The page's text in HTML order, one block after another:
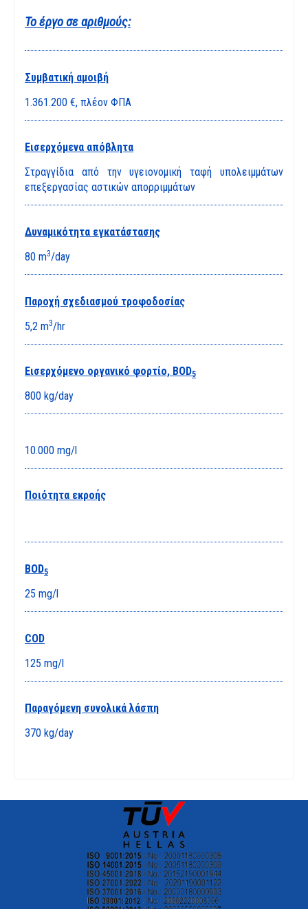
Το έργο σε αριθμούς:
Συμβατική αμοιβή
1.361.200 €, πλέον ΦΠΑ
Εισερχόμενα απόβλητα
Στραγγίδια από την υγειονομική ταφή υπολειμμάτων
επεξεργασίας αστικών απορριμμάτων
Δυναμικότητα εγκατάστασης
80 m3/day
Παροχή σχεδιασμού τροφοδοσίας
5,2 m3/hr
Εισερχόμενο οργανικό φορτίο, ΒΟD5
800 kg/day
10.000 mg/l
Ποιότητα εκροής
BOD5
25 mg/l
COD
125 mg/l
Παραγόμενη συνολικά λάσπη
370 kg/day